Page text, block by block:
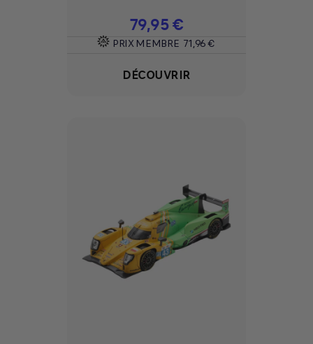
Prix
79,95 €
PRIX MEMBRE 71,96 €
DÉCOUVRIR